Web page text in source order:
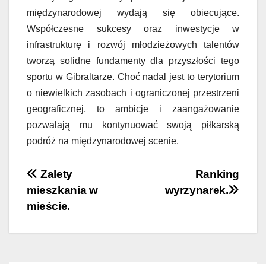
międzynarodowej wydają się obiecujące.
Współczesne sukcesy oraz inwestycje w
infrastrukturę i rozwój młodzieżowych talentów
tworzą solidne fundamenty dla przyszłości tego
sportu w Gibraltarze. Choć nadal jest to terytorium
o niewielkich zasobach i ograniczonej przestrzeni
geograficznej, to ambicje i zaangażowanie
pozwalają mu kontynuować swoją piłkarską
podróż na międzynarodowej scenie.
Nawigacja
wpisu
Ranking
wyrzynarek.
Zalety
mieszkania w
mieście.